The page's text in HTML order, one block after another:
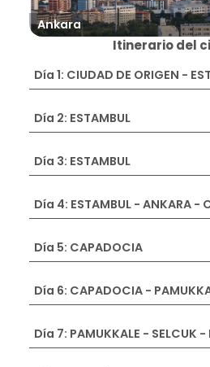
Ankara
Itinerario del
Día 1: CIUDAD DE ORIGEN -
Día 2: ESTAMBUL
Día 3: ESTAMBUL
Día 4: ESTAMBUL - ANKARA -
Día 5: CAPADOCIA
Día 6: CAPADOCIA -
Día 7: PAMUKKALE - SELCUK